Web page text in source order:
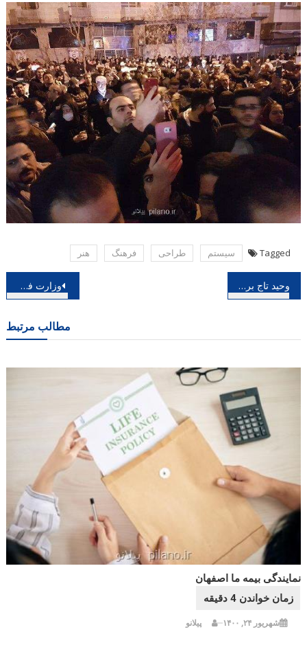
Tagged سیستم طراحی فرهنگ هنر
راهبری
وزارت فرهنگ و ارشاد اسلامی اطلاعیه داد تعطیلی تمام برنامه های هنری و سینمایی کشور تا اختتام هفته وحید تاج برای این روزهای استاد شجریان خواند بعلاوه ویدئو
مطالب مرتبط
نمایندگی بیمه ما اصفهان
شهریور ۲۴, ۱۴۰۰ پیلانو